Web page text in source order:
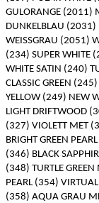
GULORANGE (2011)
DUNKELBLAU
WEISSGRAU (2051)
(234) SUPER WHITE
WHITE SATIN (240)
CLASSIC GREEN
YELLOW (249) NEW
LIGHT DRIFTWOOD
(327) VIOLETT MET
BRIGHT GREEN
(346) BLACK
(348) TURTLE
PEARL (354)
(358) AQUA GRAU